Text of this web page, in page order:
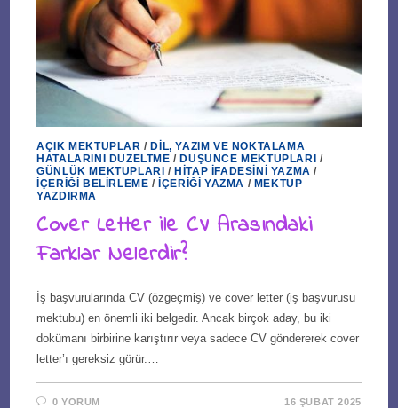
AÇIK MEKTUPLAR / DIL, YAZIM VE NOKTALAMA
HATALARINI DÜZELTME / DÜŞÜNCE MEKTUPLARI /
GÜNLÜK MEKTUPLARI / HITAP İFADESINI YAZMA /
İÇERIĞI BELIRLEME / İÇERIĞI YAZMA / MEKTUP
YAZDIRMA
Cover Letter ile CV Arasındaki
Farklar Nelerdir?
İş başvurularında CV (özgeçmiş) ve cover letter (iş başvurusu
mektubu) en önemli iki belgedir. Ancak birçok aday, bu iki
dokümanı birbirine karıştırır veya sadece CV göndererek cover
letter’ı gereksiz görür.…
0 YORUM 16 ŞUBAT 2025